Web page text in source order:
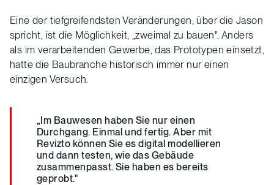
Eine der tiefgreifendsten Veränderungen, über die Jason
spricht, ist die Möglichkeit, „zweimal zu bauen". Anders
als im verarbeitenden Gewerbe, das Prototypen einsetzt,
hatte die Baubranche historisch immer nur einen
einzigen Versuch.
„Im Bauwesen haben Sie nur einen
Durchgang. Einmal und fertig. Aber mit
Revizto können Sie es digital modellieren
und dann testen, wie das Gebäude
zusammenpasst. Sie haben es bereits
geprobt."